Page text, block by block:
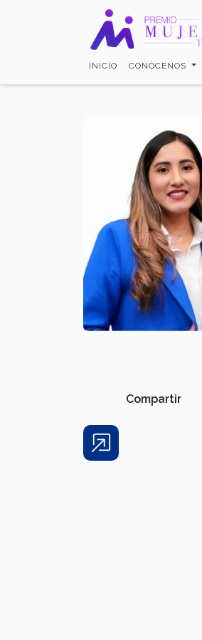
INICIO CONÓCENOS
Share
Compartir